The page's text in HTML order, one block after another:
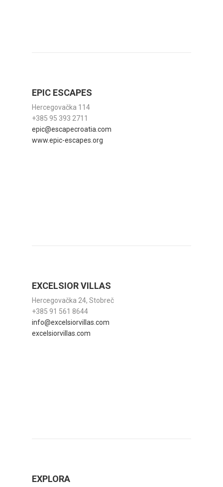
EPIC ESCAPES
Hercegovačka 114
+385 95 393 2711
epic@escapecroatia.com
www.epic-escapes.org
EXCELSIOR VILLAS
Hercegovačka 24, Stobreč
+385 91 561 8644
info@excelsiorvillas.com
excelsiorvillas.com
EXPLORA